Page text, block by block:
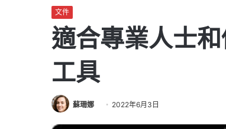
文件
適合專業人士
工具
蘇珊娜 2022年6月3日